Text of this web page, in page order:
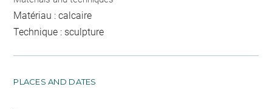
Matériau : calcaire
Technique : sculpture
PLACES AND DATES